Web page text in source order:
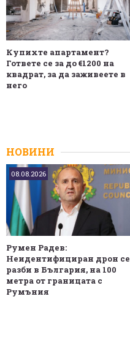
Купихте апартамент?
Гответе се за до €1200 на
квадрат, за да заживеете в
него
НОВИНИ
08.08.2026
Румен Радев:
Неидентифициран дрон се
разби в България, на 100
метра от границата с
Румъния